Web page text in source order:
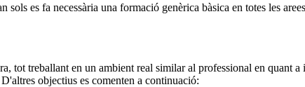
es fa necessària una formació genèrica bàsica en totes les
tot treballant en un ambient real similar al professional en quant
objectius es comenten a continuació: